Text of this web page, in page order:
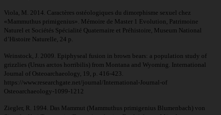
Viola, M. 2014. Caractères ostéologiques du dimorphisme sexuel chez
«Mammuthus primigenius». Mémoire de Master 1 Evolution, Patrimoine
Naturel et Sociétés Spécialité Quaternaire et Préhistoire, Museum National
d’Histoire Naturelle, 24 p.
Weinstock, J. 2009. Epiphyseal fusion in brown bears: a population study of
grizzlies (Ursus arctos horribilis) from Montana and Wyoming. International
Journal of Osteoarchaeology, 19, p. 416-423.
https://www.researchgate.net/journal/International-Journal-of
Osteoarchaeology-1099-1212
Ziegler, R. 1994. Das Mammut (Mammuthus primigenius Blumenbach) von